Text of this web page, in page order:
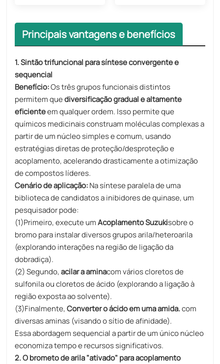
Principais vantagens e benefícios
1. Sintão trifuncional para síntese convergente e
sequencial
Benefício:Os três grupos funcionais distintos
permitem quediversificação gradual e altamente
eficienteem qualquer ordem. Isso permite que
químicos medicinais construam moléculas complexas a
partir de um núcleo simples e comum, usando
estratégias diretas de proteção/desproteção e
acoplamento, acelerando drasticamente a otimização
de compostos líderes.
Cenário de aplicação:Na síntese paralela de uma
biblioteca de candidatos a inibidores de quinase, um
pesquisador pode:
(1)Primeiro, execute umAcoplamento Suzukisobre o
bromo para instalar diversos grupos arila/heteroarila
(explorando interações na região de ligação da
dobradiça).
(2) Segundo,acilar a aminacom vários cloretos de
sulfonila ou cloretos de ácido (explorando a ligação à
região exposta ao solvente).
(3)Finalmente,Converter o ácido em uma amida.com
diversas aminas (visando o sítio de afinidade).
Essa abordagem sequencial a partir de um único núcleo
economiza tempo e recursos significativos.
2. O brometo de arila "ativado" para acoplamento